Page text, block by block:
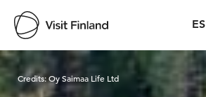
ES
Visit Finland
Credits:Oy Saimaa Life Ltd